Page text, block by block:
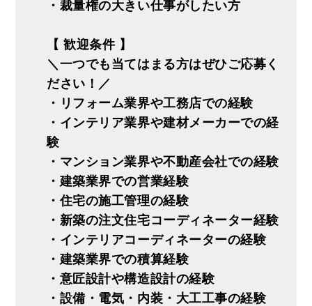
・裁量権の大きい仕事がしたい方
【 歓迎条件 】
＼一つでも当てはまる方はぜひご応募く
ださい！／
・リフォーム業界や工務店での経験
・インテリア業界や建材メーカーでの経
験
・マンション業界や不動産会社での経験
・建築業界での営業経験
・住宅の施工管理の経験
・新築の注文住宅コーディネーター経験
・インテリアコーディネーターの経験
・建築業界での積算経験
・意匠設計や構造設計の経験
・設備・電気・内装・大工工事の経験